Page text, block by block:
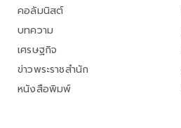
คอลัมนิสต์
บทความ
เศรษฐกิจ
ข่าวพระราชสำนัก
หนังสือพิมพ์